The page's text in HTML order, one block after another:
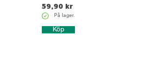
59,90 kr
På lager.
Köp